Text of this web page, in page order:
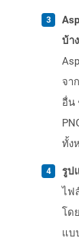
บ้าง
จา
อื่น
ทั้ง
รูป
ไฟ
โด
แบ